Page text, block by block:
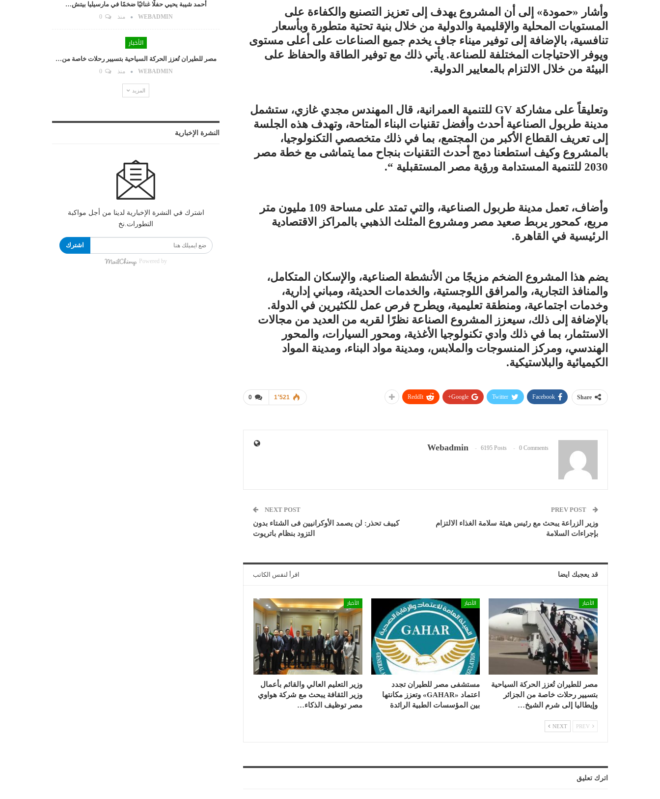
وأشار «حمودة» إلى أن المشروع يهدف إلى تعزيز التصنيع والكفاءة على
المستويات المحلية والإقليمية والدولية من خلال بنية تحتية متطورة وبأسعار
تنافسية، بالإضافة إلى توفير ميناء جاف يخدم جميع الصناعات على أعلى مستوى
ويوفر الاحتياجات المختلفة للصناعة. يأتي ذلك مع توفير الطاقة والحفاظ على
البيئة من خلال الالتزام بالمعايير الدولية.
وتعليقاً على مشاركة GV للتنمية العمرانية، قال المهندس مجدي غازي، ستشمل
مدينة طربول الصناعية أحدث وأفضل تقنيات البناء المتاحة، وتهدف هذه الجلسة
إلى تعريف القطاع الأكبر من المجتمع، بما في ذلك متخصصي التكنولوجيا،
بالمشروع وكيف استطعنا دمج أحدث التقنيات بنجاح مما يتماشى مع خطة مصر
2030 للتنمية المستدامة ورؤية مصر المستقبلية “.
وأضاف، تعمل مدينة طربول الصناعية، والتي تمتد على مساحة 109 مليون متر
مربع، كمحور يربط صعيد مصر ومشروع المثلث الذهبي بالمراكز الاقتصادية
الرئيسية في القاهرة.
يضم هذا المشروع الضخم مزيجًا من الأنشطة الصناعية، والإسكان المتكامل،
والمنافذ التجارية، والمرافق اللوجستية، والخدمات الحديثة، ومباني إدارية،
وخدمات اجتماعية، ومنطقة تعليمية، ويطرح فرص عمل للكثيرين في الدولة.
بالإضافة إلى ذلك، سيعزز المشروع الصناعة نظرًا لقربه من العديد من مجالات
الاستثمار، بما في ذلك وادي تكنولوجيا الأغذية، ومحور السيارات، والمحور
الهندسي، ومركز المنسوجات والملابس، ومدينة مواد البناء، ومدينة المواد
الكيميائية والبلاستيكية.
0 1٬521 Share
Facebook
Twitter
Google+
ReddIt
Webadmin 6195 Posts 0 Comments
وزير الزراعة يبحث مع رئيس هيئة سلامة الغذاء الالتزام
بإجراءات السلامة
NEXT POST
كييف تحذر: لن يصمد الأوكرانيين فى الشتاء بدون
التزود بنظام باتريوت
قد يعجبك ايضا اقرأ لنفس الكاتب
الأخبار
مصر للطيران تُعزز الحركة السياحية
بتسيير رحلات خاصة من الجزائر
وإيطاليا إلى شرم الشيخ…
الأخبار
مستشفى مصر للطيران تجدد
اعتماد «GAHAR» وتعزز مكانتها
بين المؤسسات الطبية الرائدة
الأخبار
وزير التعليم العالي والقائم بأعمال
وزير الثقافة يبحث مع شركة هواوي
مصر توظيف الذكاء…
NEXT
اترك تعليق
أحمد شيبة يحيي حفلًا غنائيًا ضخمًا في مارسيليا بيتش…
WEBADMIN منذ 0
الأخبار
مصر للطيران تُعزز الحركة السياحية بتسيير رحلات خاصة من…
WEBADMIN منذ 0
المزيد
النشرة الإخبارية
اشترك في النشرة الإخبارية لدينا من أجل مواكبة
التطورات.نخ
اشترك
Powered by